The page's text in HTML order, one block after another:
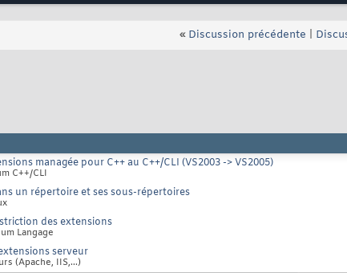
« Discussion précédente
managée pour C++ au C++/CLI (VS2003 -> VS2005)
C++/CLI
un répertoire et ses sous-répertoires
des extensions
Langage
serveur
(Apache, IIS,...)